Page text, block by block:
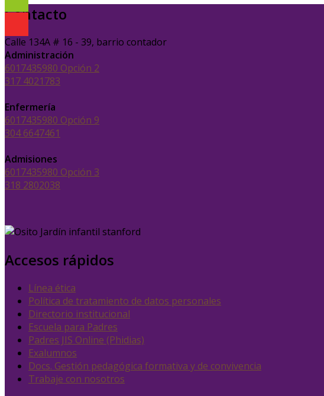
Contacto
Calle 134A # 16 - 39, barrio contador
Administración
6017435980 Opción 2
317 4021783
Enfermería
6017435980 Opción 9
304 6647461
Admisiones
6017435980 Opción 3
318 2802038
Accesos rápidos
Línea ética
Política de tratamiento de datos personales
Directorio institucional
Escuela para Padres
Padres JIS Online (Phidias)
Exalumnos
Docs. Gestión pedagógica formativa y de convivencia
Trabaje con nosotros